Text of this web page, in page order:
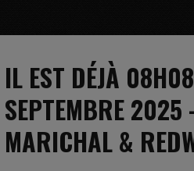
IL EST DÉJÀ
SEPTEMBRE 2025
MARICHAL &